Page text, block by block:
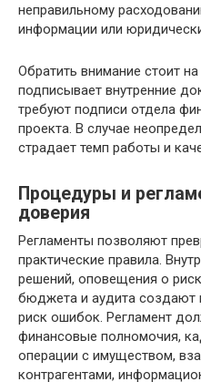
неправильному
информации или
Обратить внимание стоит
подписывает внутренние
требуют подписи отдела
проекта. В случае
страдает темп работы и
Процедуры и
доверия
Регламенты позволяют
практические правила.
решений, оповещения о
бюджета и аудита создают
риск ошибок. Регламент
финансовые полномочия,
операции с имуществом,
контрагентами,